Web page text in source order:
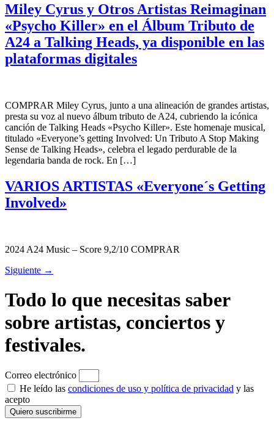
Miley Cyrus y Otros Artistas Reimaginan
«Psycho Killer» en el Álbum Tributo de
A24 a Talking Heads, ya disponible en las
plataformas digitales
COMPRAR Miley Cyrus, junto a una alineación de grandes artistas,
presta su voz al nuevo álbum tributo de A24, cubriendo la icónica
canción de Talking Heads «Psycho Killer». Este homenaje musical,
titulado «Everyone’s getting Involved: Un Tributo A Stop Making
Sense de Talking Heads», celebra el legado perdurable de la
legendaria banda de rock. En […]
VARIOS ARTISTAS «Everyone´s Getting
Involved»
2024 A24 Music – Score 9,2/10 COMPRAR
Siguiente →
Todo lo que necesitas saber
sobre artistas, conciertos y
festivales.
Correo electrónico
He leído las condiciones de uso y política de privacidad y las
acepto
Quiero suscribirme